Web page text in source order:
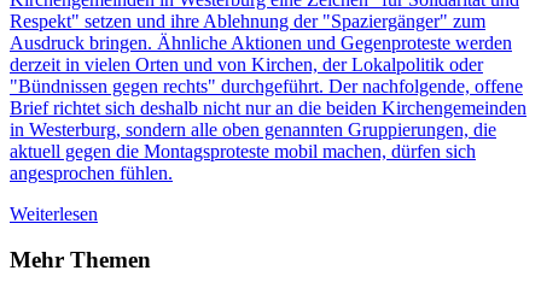
Respekt" setzen und ihre Ablehnung der "Spaziergänger" zum
Ausdruck bringen. Ähnliche Aktionen und Gegenproteste werden
derzeit in vielen Orten und von Kirchen, der Lokalpolitik oder
"Bündnissen gegen rechts" durchgeführt. Der nachfolgende, offene
Brief richtet sich deshalb nicht nur an die beiden Kirchengemeinden
in Westerburg, sondern alle oben genannten Gruppierungen, die
aktuell gegen die Montagsproteste mobil machen, dürfen sich
angesprochen fühlen.
Weiterlesen
Mehr Themen